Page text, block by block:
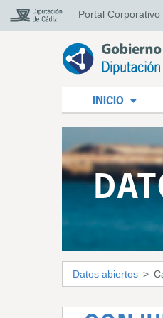
Portal Corporativo
INICIO
Datos abiertos